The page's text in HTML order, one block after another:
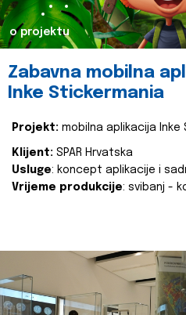
o projektu
Zabavna mobilna
Inke Stickermania
Projekt: mobilna aplikacija Inke
Klijent: SPAR Hrvatska
Usluge: koncept aplikacije i
Vrijeme produkcije: svibanj -